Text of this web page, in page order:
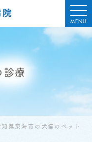
MENU
療
県東海市の犬猫のペット